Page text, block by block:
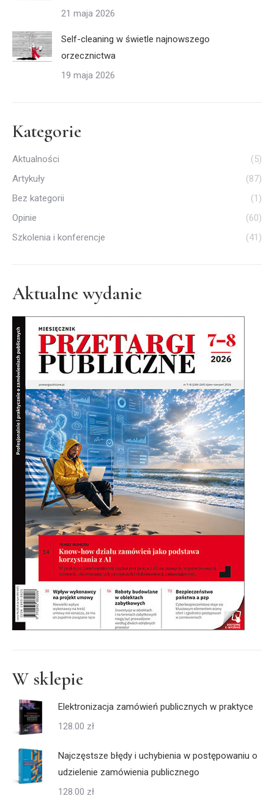
21 maja 2026
Self-cleaning w świetle najnowszego
orzecznictwa
19 maja 2026
Kategorie
Aktualności
(5)
Artykuły
(87)
Bez kategorii
(1)
Opinie
(60)
Szkolenia i konferencje
(41)
Aktualne wydanie
W sklepie
Elektronizacja zamówień publicznych w praktyce
128.00 zł
Najczęstsze błędy i uchybienia w postępowaniu o
udzielenie zamówienia publicznego
128.00 zł